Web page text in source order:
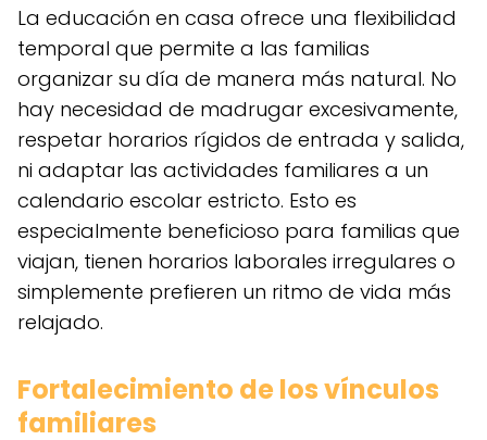
La educación en casa ofrece una flexibilidad
temporal que permite a las familias
organizar su día de manera más natural. No
hay necesidad de madrugar excesivamente,
respetar horarios rígidos de entrada y salida,
ni adaptar las actividades familiares a un
calendario escolar estricto. Esto es
especialmente beneficioso para familias que
viajan, tienen horarios laborales irregulares o
simplemente prefieren un ritmo de vida más
relajado.
Fortalecimiento de los vínculos
familiares